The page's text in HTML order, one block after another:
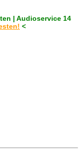
| Audioservice 14
<